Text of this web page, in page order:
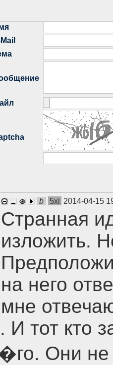
b 5xi 2014-04-15
Странная
изложить.
на него
мне
тот кто
Они не